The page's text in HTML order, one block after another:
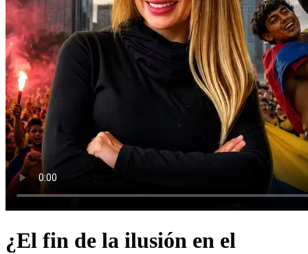
¿El fin de la ilusión en el